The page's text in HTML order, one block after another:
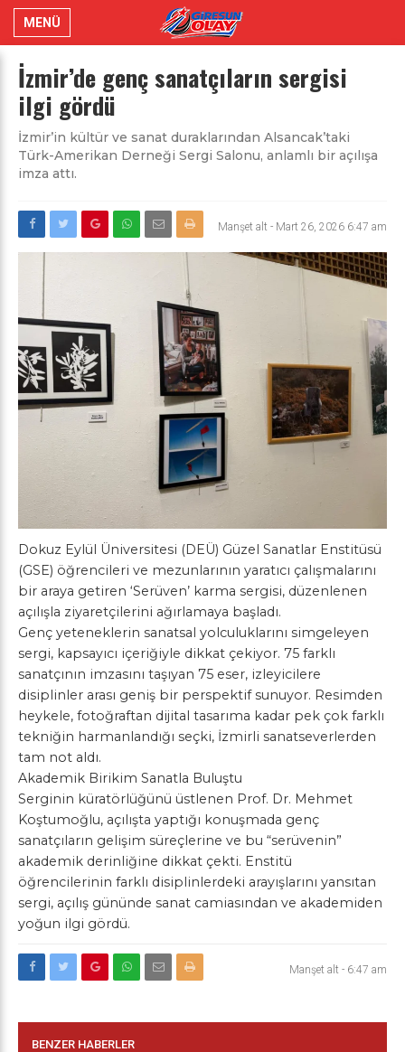
MENÜ
İzmir’de genç sanatçıların sergisi
ilgi gördü
İzmir’in kültür ve sanat duraklarından Alsancak’taki
Türk-Amerikan Derneği Sergi Salonu, anlamlı bir açılışa
imza attı.
Manşet alt - Mart 26, 2026 6:47 am
Dokuz Eylül Üniversitesi (DEÜ) Güzel Sanatlar Enstitüsü
(GSE) öğrencileri ve mezunlarının yaratıcı çalışmalarını
bir araya getiren ‘Serüven’ karma sergisi, düzenlenen
açılışla ziyaretçilerini ağırlamaya başladı.
Genç yeteneklerin sanatsal yolculuklarını simgeleyen
sergi, kapsayıcı içeriğiyle dikkat çekiyor. 75 farklı
sanatçının imzasını taşıyan 75 eser, izleyicilere
disiplinler arası geniş bir perspektif sunuyor. Resimden
heykele, fotoğraftan dijital tasarıma kadar pek çok farklı
tekniğin harmanlandığı seçki, İzmirli sanatseverlerden
tam not aldı.
Akademik Birikim Sanatla Buluştu
Serginin küratörlüğünü üstlenen Prof. Dr. Mehmet
Koştumoğlu, açılışta yaptığı konuşmada genç
sanatçıların gelişim süreçlerine ve bu “serüvenin”
akademik derinliğine dikkat çekti. Enstitü
öğrencilerinin farklı disiplinlerdeki arayışlarını yansıtan
sergi, açılış gününde sanat camiasından ve akademiden
yoğun ilgi gördü.
Manşet alt - 6:47 am
BENZER HABERLER